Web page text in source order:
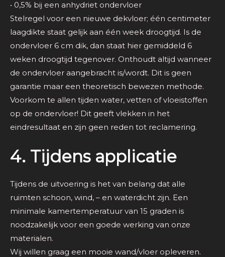
• 0,5% bij een anhydriet ondervloer
Stelregel voor een nieuwe dekvloer; één centimeter
laagdikte staat gelijk aan één week droogtijd. Is de
ondervloer 6 cm dik, dan staat hier gemiddeld 6
weken droogtijd tegenover. Onthoudt altijd wanneer
de ondervloer aangebracht is/wordt. Dit is geen
garantie maar een theoretisch bewezen methode.
Voorkom te allen tijden water, vetten of vloeistoffen
op de ondervloer! Dit geeft vlekken in het
eindresultaat en zijn geen reden tot reclamering.
4. Tijdens applicatie
Tijdens de uitvoering is het van belang dat alle
ruimten schoon, wind, – en waterdicht zijn. Een
minimale kamertemperatuur van 15 graden is
noodzakelijk voor een goede werking van onze
materialen.
Wij willen graag een mooie wand/vloer opleveren.